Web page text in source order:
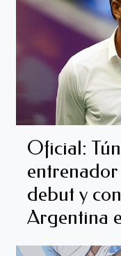
Oficial:
debut y
Argentina